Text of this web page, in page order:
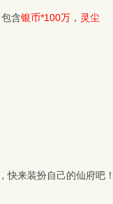
含银币*100万 ， 灵尘
，快来装扮自己的仙府吧！